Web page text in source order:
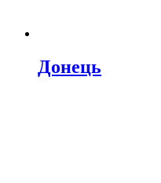
Донець